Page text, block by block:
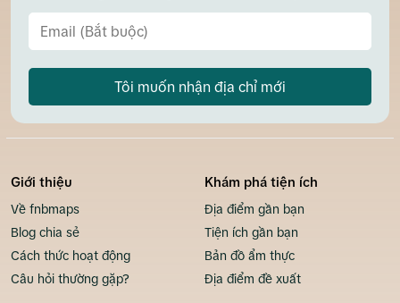
Tôi muốn nhận địa chỉ mới
Giới thiệu
Về fnbmaps
Blog chia sẻ
Cách thức hoạt động
Câu hỏi thường gặp?
Khám phá tiện ích
Địa điểm gần bạn
Tiện ích gần bạn
Bản đồ ẩm thực
Địa điểm đề xuất